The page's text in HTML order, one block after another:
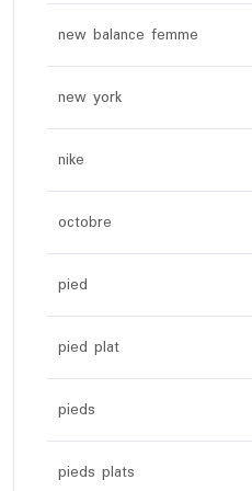
new balance femme
new york
nike
octobre
pied
pied plat
pieds
pieds plats